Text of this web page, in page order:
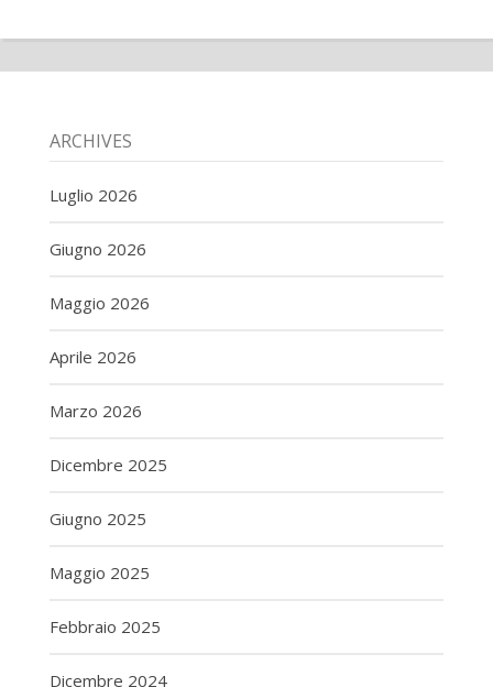
ARCHIVES
Luglio 2026
Giugno 2026
Maggio 2026
Aprile 2026
Marzo 2026
Dicembre 2025
Giugno 2025
Maggio 2025
Febbraio 2025
Dicembre 2024